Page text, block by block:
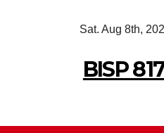
Sat. Aug 8th,
BISP